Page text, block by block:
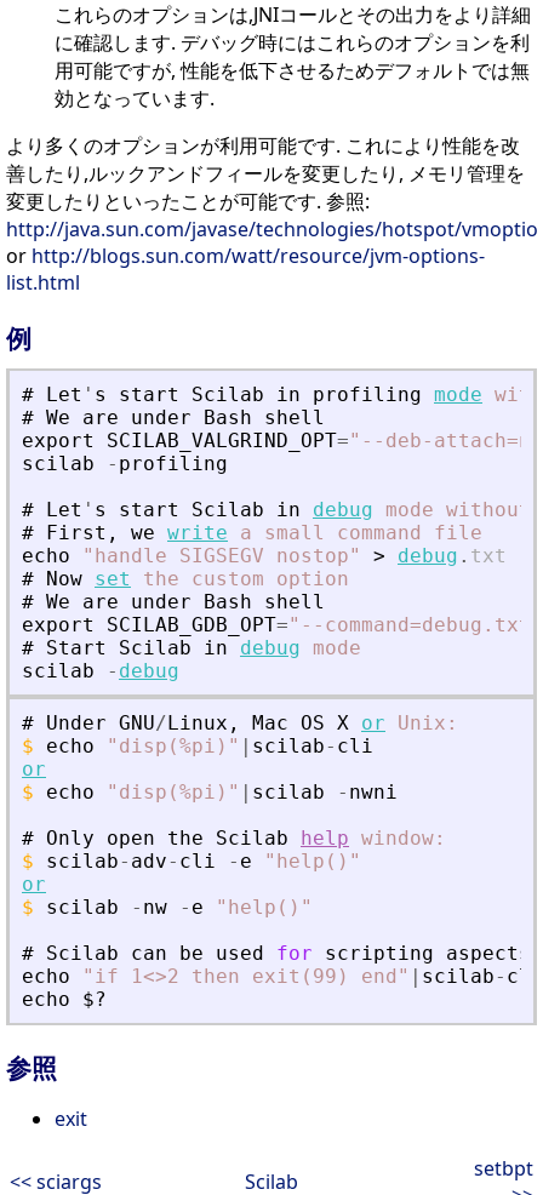
これらのオプションは,JNIコールとその出力をより詳細
に確認します. デバッグ時にはこれらのオプションを利
用可能ですが, 性能を低下させるためデフォルトでは無
効となっています.
より多くのオプションが利用可能です. これにより性能を改
善したり,ルックアンドフィールを変更したり, メモリ管理を
変更したりといったことが可能です. 参照:
http://java.sun.com/javase/technologies/hotspot/
or http://blogs.sun.com/watt/resource/jvm-options-
list.html
例
# Let ' s start Scilab in profiling mode
# We are under Bash
shell
export
SCILAB_VALGRIND_OPT=" --deb-
scilab
- profiling
# Let ' s start Scilab in debug mode without
# First , we write a small command
file
echo
" handle SIGSEGV nostop" > debug . txt
# Now set the custom
option
# We are under Bash
shell
export
SCILAB_GDB_OPT=" --command=debug.txt
# Start Scilab in debug
mode
scilab
- debug
# Under GNU/Linux , Mac OS X or
Unix:
$
echo " disp(%pi) " | scilab- cli
or
$
echo " disp(%pi) " | scilab - nwni
# Only open the Scilab help window:
$
scilab- adv- cli - e " help() "
or
$
scilab - nw - e " help() "
# Scilab can be used for scripting aspects
echo
" if 1<>2 then exit(99) end " | scilab- cli
echo
$?
参照
exit
<< sciargs Scilab
setbpt